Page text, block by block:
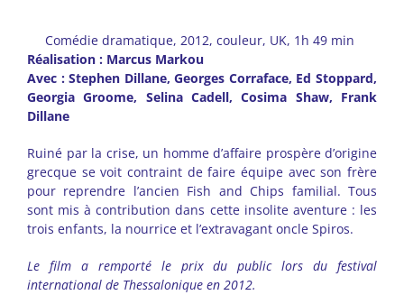
Comédie dramatique, 2012, couleur, UK, 1h 49 min
Réalisation : Marcus Markou
Avec : Stephen Dillane, Georges Corraface, Ed Stoppard,
Georgia Groome, Selina Cadell, Cosima Shaw, Frank
Dillane
Ruiné par la crise, un homme d’affaire prospère d’origine
grecque se voit contraint de faire équipe avec son frère
pour reprendre l’ancien Fish and Chips familial. Tous
sont mis à contribution dans cette insolite aventure : les
trois enfants, la nourrice et l’extravagant oncle Spiros.
Le film a remporté le prix du public lors du festival
international de Thessalonique en 2012.